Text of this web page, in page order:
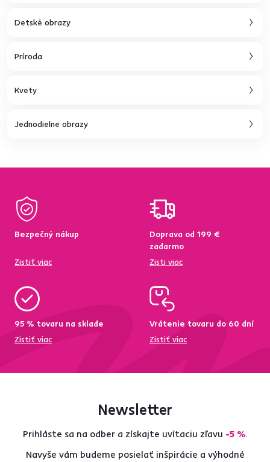
Detské obrazy
Príroda
Kvety
Jednodielne obrazy
Bezpečný nákup
Zistiť viac
Doprava od 199 €
zadarmo
Zisti viac
95 % tovaru na sklade
Zistiť viac
Vrátenie tovaru do 60 dní
Zistiť viac
Newsletter
Prihláste sa na odber a získajte uvítaciu zľavu -5 %.
Navyše vám budeme posielať inšpirácie a výhodné